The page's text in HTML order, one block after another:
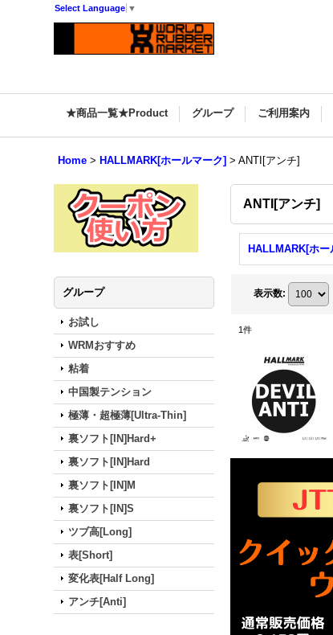
Select Language ▼
★商品一覧★Product グループ ご利用案内
Home > HALLMARK[ホールマーク] > ANTI[アンチ]
グループ
お試し
WRMおすすめ
粘着
中国製テンション
極薄・超極薄[Ultra-Thin]
裏ソフト[IN]Hard+
裏ソフト[IN]Hard
裏ソフト[IN]M
裏ソフト[IN]S
ツブ高[Long]
表[Short]
変化表[Half Long]
アンチ[Anti]
ANTI[アンチ]
表示数:
1件